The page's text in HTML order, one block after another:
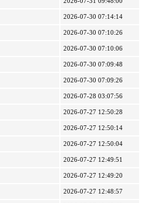
2026-07-30 07:14:14
2026-07-30 07:10:26
2026-07-30 07:10:06
2026-07-30 07:09:48
2026-07-30 07:09:26
2026-07-28 03:07:56
2026-07-27 12:50:28
2026-07-27 12:50:14
2026-07-27 12:50:04
2026-07-27 12:49:51
2026-07-27 12:49:20
2026-07-27 12:48:57